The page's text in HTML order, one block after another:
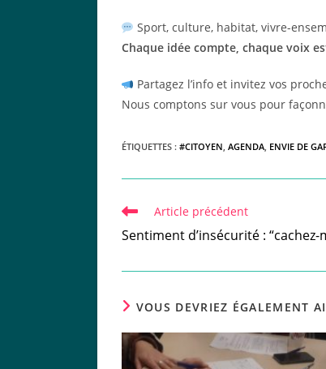
Sport, culture, habitat, vivre-
Chaque idée compte, chaque voix
Partagez l’info et invitez vos
Nous comptons sur vous pour
ÉTIQUETTES : #CITOYEN, AGENDA, ENVIE DE
Read
articles
Article précédent
Sentiment d’insécurité : “cachez-
VOUS DEVRIEZ ÉGALEMENT